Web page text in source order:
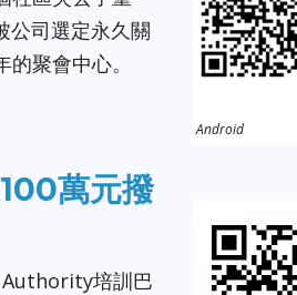
司選定永久關
聚會中心。
萬元撥
培訓巴
Android